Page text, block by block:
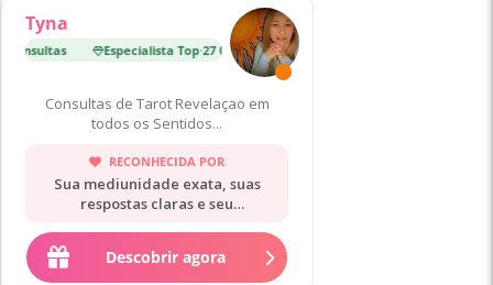
Tyna
Especialista Top·27 000 Consultas
Consultas de Tarot Revelaçao em
todos os Sentidos...
RECONHECIDA POR
Sua mediunidade exata, suas
respostas claras e seu
Descobrir agora